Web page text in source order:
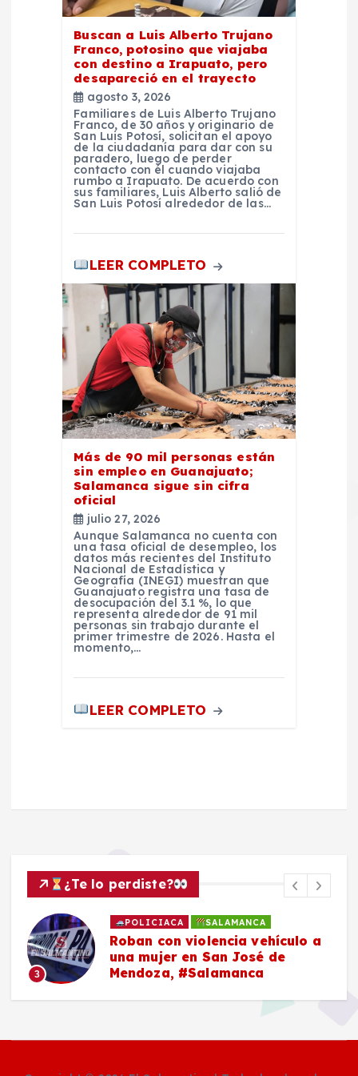
Buscan a Luis Alberto Trujano
Franco, potosino que viajaba
con destino a Irapuato, pero
desapareció en el trayecto
agosto 3, 2026
Familiares de Luis Alberto Trujano
Franco, de 30 años y originario de
San Luis Potosí, solicitan el apoyo
de la ciudadanía para dar con su
paradero, luego de perder
contacto con él cuando viajaba
rumbo a Irapuato. De acuerdo con
sus familiares, Luis Alberto salió de
San Luis Potosí alrededor de las…
LEER COMPLETO
Más de 90 mil personas están
sin empleo en Guanajuato;
Salamanca sigue sin cifra
oficial
julio 27, 2026
Aunque Salamanca no cuenta con
una tasa oficial de desempleo, los
datos más recientes del Instituto
Nacional de Estadística y
Geografía (INEGI) muestran que
Guanajuato registra una tasa de
desocupación del 3.1 %, lo que
representa alrededor de 91 mil
personas sin trabajo durante el
primer trimestre de 2026. Hasta el
momento,…
LEER COMPLETO
¿Te lo perdiste?
3
POLICIACA SALAMANCA
Roban con violencia vehículo a
una mujer en San José de
Mendoza, #Salamanca